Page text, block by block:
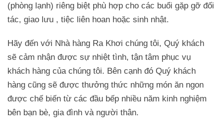
(phòng lạnh) riêng biệt phù hợp cho các buổi gặp gỡ đối
tác, giao lưu , tiệc liên hoan hoặc sinh nhật.
Hãy đến với Nhà hàng Ra Khơi chúng tôi, Quý khách
sẽ cảm nhận được sự nhiệt tình, tận tâm phục vụ
khách hàng của chúng tôi. Bên cạnh đó Quý khách
hàng cũng sẽ được thưởng thức những món ăn ngon
được chế biến từ các đầu bếp nhiều năm kinh nghiệm
bên bạn bè, gia đình và người thân.